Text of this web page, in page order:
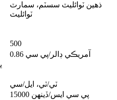
ذهين ٽوائليٽ سسٽم، سمارٽ
ٽوائليٽ
500
0.86 آمريڪي ڊالر/پي سي
ٽي/ٽي، ايل/سي
15000 پي سي ايس/ڏينهن